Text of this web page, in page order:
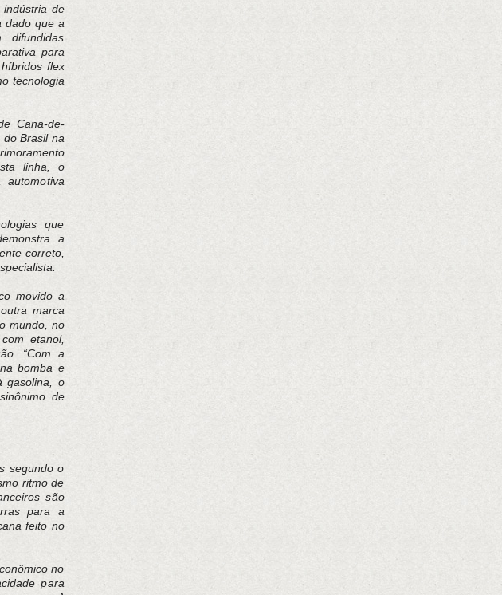
indústria de
dado que a
para
flex
tecnologia
Cana-de-
do Brasil na
linha, o
que
a
correto,
movido a
marca
mundo, no
etanol,
“Com a
bomba e
gasolina, o
de
segundo o
ritmo de
são
para a
feito no
no
para